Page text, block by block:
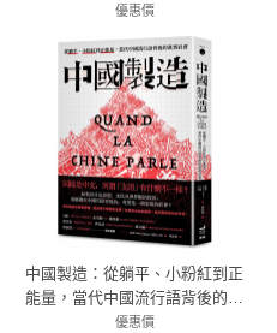
年限量紀念套組】
優惠價
79折 702元
中國製造：從躺平、小粉紅到正
能量，當代中國流行語背後的真
實社會
優惠價